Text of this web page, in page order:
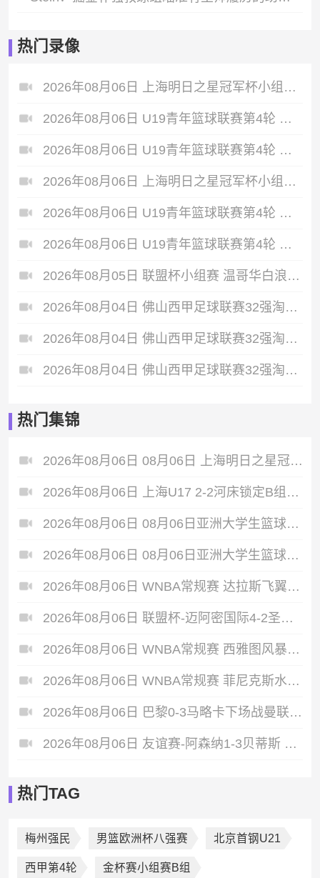
热门录像
2026年08月06日 上海明日之星冠军杯小组赛 托特纳姆热刺U17 VS 葡萄牙体育U17 全场录像
2026年08月06日 U19青年篮球联赛第4轮 深圳新世纪U19 VS 山西汾酒U19 全场录像
2026年08月06日 U19青年篮球联赛第4轮 山东山高U19 VS 福建浔兴U19 全场录像
2026年08月06日 上海明日之星冠军杯小组赛 上海U17 VS 河床U17 全场录像
2026年08月06日 U19青年篮球联赛第4轮 新疆广汇U19 VS 龙狮青年U19 全场录像
2026年08月06日 U19青年篮球联赛第4轮 天津荣钢U19 VS 北京首钢U19 全场录像
2026年08月05日 联盟杯小组赛 温哥华白浪 VS 亚特兰特 全场录像
2026年08月04日 佛山西甲足球联赛32强淘汰赛 肇庆恒骏成 VS 三七互娱 全场录像
2026年08月04日 佛山西甲足球联赛32强淘汰赛 贪玩游戏 VS 美的薪火 全场录像
2026年08月04日 佛山西甲足球联赛32强淘汰赛 广东西南建设 VS 香港圣徒 全场录像
热门集锦
2026年08月06日 08月06日 上海明日之星冠军杯小组赛A组第3轮 中国男足U17vs拜耳04勒沃库森U17 进球
2026年08月06日 上海U17 2-2河床锁定B组第1 吕孟洋点射阿布力米破门 将战A组第2
2026年08月06日 08月06日亚洲大学生篮球联赛8强赛 北京大学 77 - 79 上海交通大学 集锦
2026年08月06日 08月06日亚洲大学生篮球联赛8强赛 延世大学 67 - 72 政治大学 集锦
2026年08月06日 WNBA常规赛 达拉斯飞翼 92 - 96 华盛顿神秘人 全场集锦
2026年08月06日 联盟杯-迈阿密国际4-2圣路易斯 梅西2射1传 阿伦助攻戴帽
2026年08月06日 WNBA常规赛 西雅图风暴 86 - 92 纽约自由人 全场集锦
2026年08月06日 WNBA常规赛 菲尼克斯水星 82 - 96 亚特兰大梦想 全场集锦
2026年08月06日 巴黎0-3马略卡下场战曼联 巴黎全场控球近6成+8射3正未果
2026年08月06日 友谊赛-阿森纳1-3贝蒂斯 因卡皮耶破门难救主 福纳尔斯1射2传
热门TAG
梅州强民 男篮欧洲杯八强赛 北京首钢U21
西甲第4轮 金杯赛小组赛B组